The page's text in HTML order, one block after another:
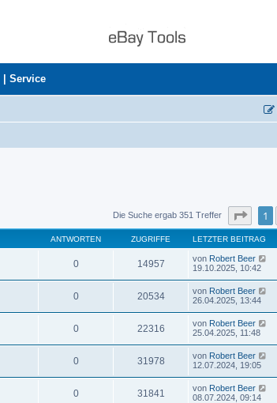
Service
Die Suche ergab 351 Treffer Seite1
ANTWORTEN ZUGRIFFE LETZTER BEITRAG
0 14957 von Robert Beer
19.10.2025, 10:42
0 20534 von Robert Beer
26.04.2025, 13:44
0 22316 von Robert Beer
25.04.2025, 11:48
0 31978 von Robert Beer
12.07.2024, 19:05
0 31841 von Robert Beer
08.07.2024, 09:14